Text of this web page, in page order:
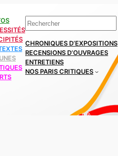
Rechercher
CHRONIQUES D’EXPOSITIONS
RECENSIONS D’OUVRAGES
ENTRETIENS
NOS PARIS CRITIQUES